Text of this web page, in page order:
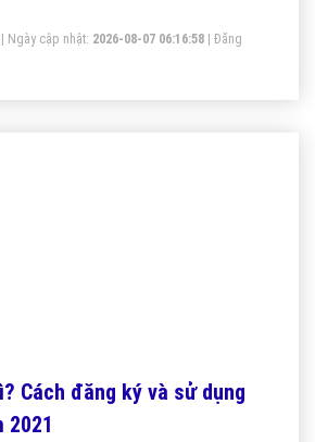
| Ngày cập nhật: 2026-08-07 06:16:58
Đăng
Cách đăng ký và sử dụng
2021